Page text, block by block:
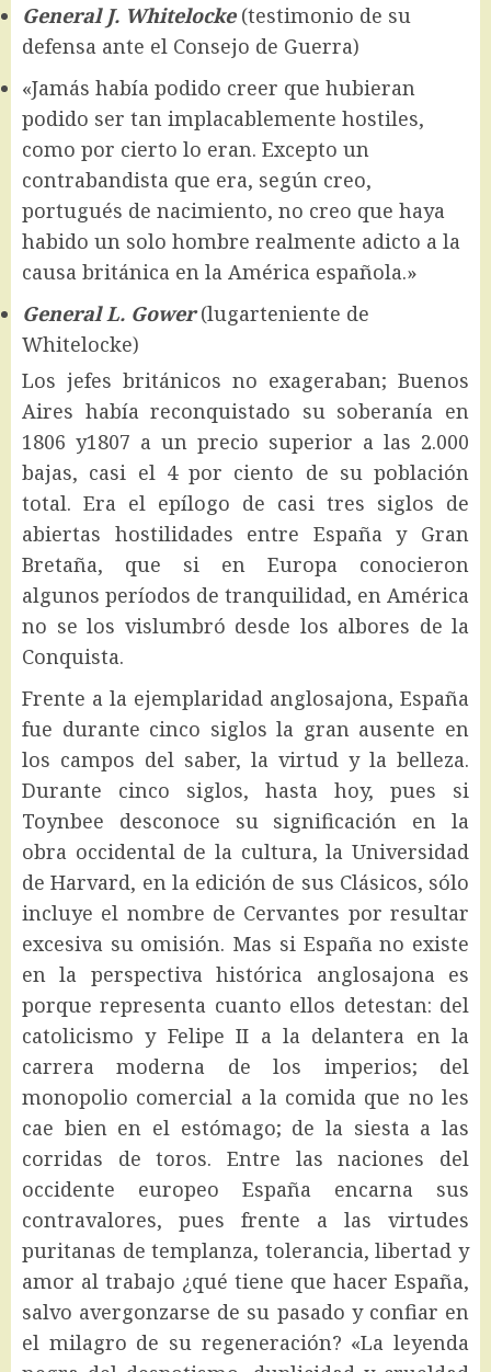
General J. Whitelocke(testimonio de su
defensa ante el Consejo de Guerra)
«Jamás había podido creer que hubieran
podido ser tan implacablemente hostiles,
como por cierto lo eran. Excepto un
contrabandista que era, según creo,
portugués de nacimiento, no creo que haya
habido un solo hombre realmente adicto a la
causa británica en la América española.»
General L. Gower(lugarteniente de
Whitelocke)
Los jefes británicos no exageraban; Buenos
Aires había reconquistado su soberanía en
1806 y1807 a un precio superior a las 2.000
bajas, casi el 4 por ciento de su población
total. Era el epílogo de casi tres siglos de
abiertas hostilidades entre España y Gran
Bretaña, que si en Europa conocieron
algunos períodos de tranquilidad, en América
no se los vislumbró desde los albores de la
Conquista.
Frente a la ejemplaridad anglosajona, España
fue durante cinco siglos la gran ausente en
los campos del saber, la virtud y la belleza.
Durante cinco siglos, hasta hoy, pues si
Toynbee desconoce su significación en la
obra occidental de la cultura, la Universidad
de Harvard, en la edición de sus Clásicos, sólo
incluye el nombre de Cervantes por resultar
excesiva su omisión. Mas si España no existe
en la perspectiva histórica anglosajona es
porque representa cuanto ellos detestan: del
catolicismo y Felipe II a la delantera en la
carrera moderna de los imperios; del
monopolio comercial a la comida que no les
cae bien en el estómago; de la siesta a las
corridas de toros. Entre las naciones del
occidente europeo España encarna sus
contravalores, pues frente a las virtudes
puritanas de templanza, tolerancia, libertad y
amor al trabajo ¿qué tiene que hacer España,
salvo avergonzarse de su pasado y confiar en
el milagro de su regeneración? «La leyenda